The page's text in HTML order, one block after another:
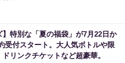
】特別な「夏の福袋」が7月22日か
受付スタート。大人気ボトルや限
リンクチケットなど超豪華。